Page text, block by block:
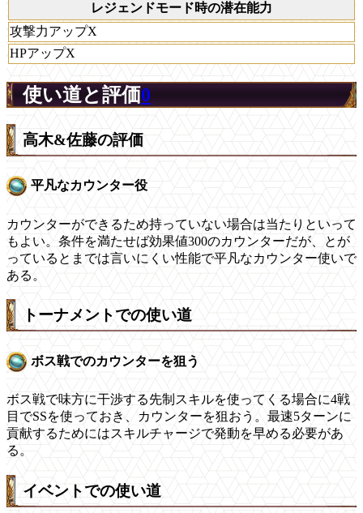
レジェンドモード時の潜在能力
攻撃力アップX
HPアップX
使い道と評価0
高木&佐藤の評価
平凡なカウンター役
カウンターができるため持っていない場合は当たりといって
もよい。条件を満たせば効果値300のカウンターだが、とが
っているとまでは言いにくい性能で平凡なカウンター使いで
ある。
トーナメントでの使い道
ボス戦でのカウンターを狙う
ボス戦で味方に干渉する先制スキルを使ってくる場合に4戦
目でSSを使っておき、カウンターを狙おう。最速5ターンに
貢献するためにはスキルチャージで発動を早める必要があ
る。
イベントでの使い道